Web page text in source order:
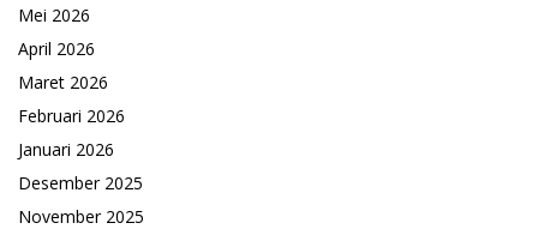
Mei 2026
April 2026
Maret 2026
Februari 2026
Januari 2026
Desember 2025
November 2025